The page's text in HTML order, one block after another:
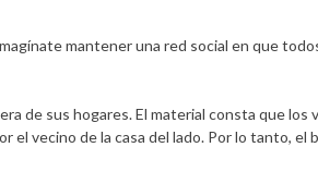
mantener una red social en que
de sus hogares. El material consta que los
vecino de la casa del lado. Por lo tanto, el